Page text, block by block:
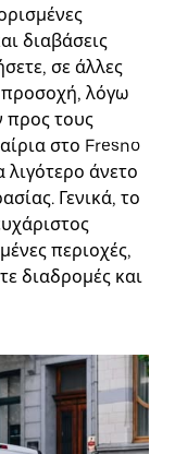
διαβάσεις
σε άλλες
προσοχή, λόγω
προς τους
στο Fresno
άνετο
Γενικά, το
περιοχές,
διαδρομές και